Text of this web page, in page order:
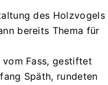
des Holzvogels
bereits Thema für
Fass, gestiftet
Späth, rundeten